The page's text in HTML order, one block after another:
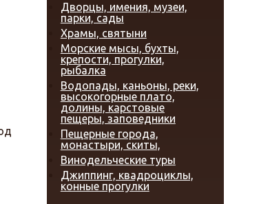
Дворцы, имения, музеи,
парки, сады
Храмы, святыни
Морские мысы, бухты,
крепости, прогулки,
рыбалка
Водопады, каньоны, реки,
высокогорные плато,
долины, карстовые
пещеры, заповедники
Пещерные города,
монастыри, скиты,
Винодельческие туры
Джиппинг, квадроциклы,
конные прогулки